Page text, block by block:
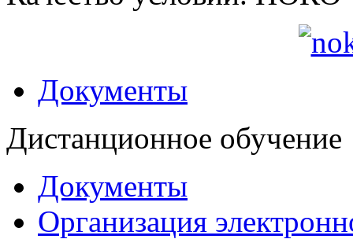
Документы
Дистанционное обучение
Документы
Организация